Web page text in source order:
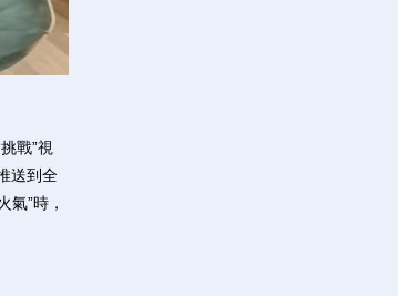
戰”視
送到全
氣”時，